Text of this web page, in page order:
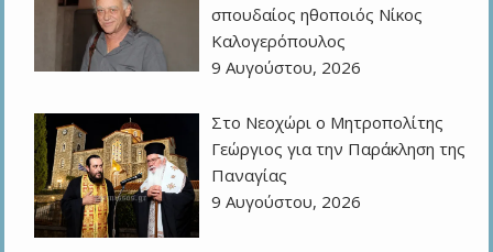
σπουδαίος ηθοποιός Νίκος
Καλογερόπουλος
9 Αυγούστου, 2026
Στο Νεοχώρι ο Μητροπολίτης
Γεώργιος για την Παράκληση της
Παναγίας
9 Αυγούστου, 2026